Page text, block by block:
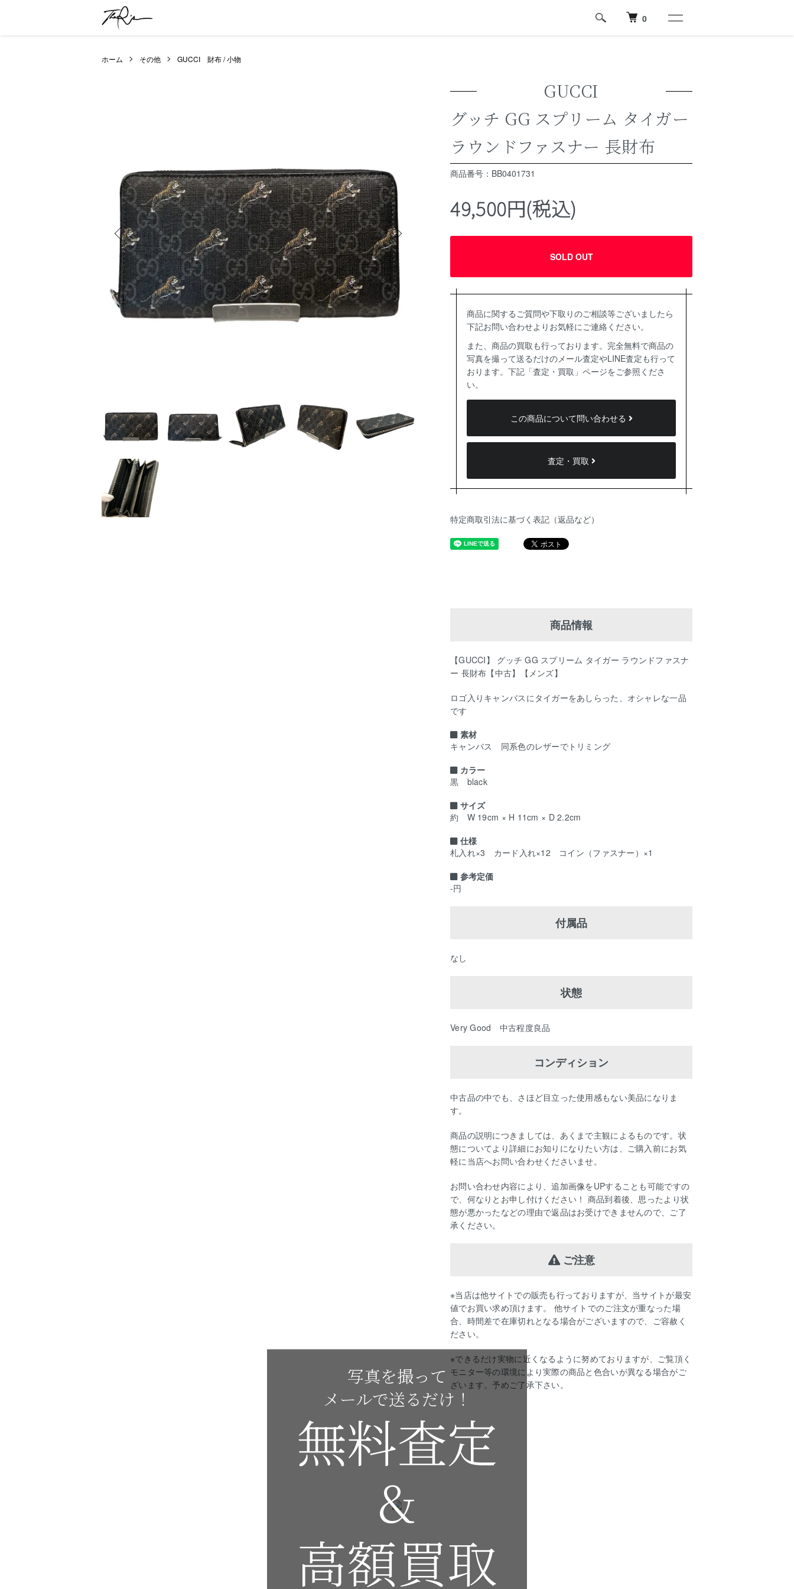
0
ホーム その他 GUCCI 財布 / 小物
GUCCI
グッチ GG スプリーム タイガー
ラウンドファスナー 長財布
商品番号：BB0401731
49,500円(税込)
SOLD OUT
商品に関するご質問や下取りのご相談等ございましたら
下記お問い合わせよりお気軽にご連絡ください。
また、商品の買取も行っております。完全無料で商品の
写真を撮って送るだけのメール査定やLINE査定も行って
おります。下記「査定・買取」ページをご参照くださ
い。
この商品について問い合わせる
査定・買取
特定商取引法に基づく表記（返品など）
商品情報
【GUCCI】 グッチ GG スプリーム タイガー ラウンドファスナ
ー 長財布【中古】【メンズ】
ロゴ入りキャンバスにタイガーをあしらった、オシャレな一品
です
素材
キャンバス 同系色のレザーでトリミング
カラー
黒 black
サイズ
約 W 19cm × H 11cm × D 2.2cm
仕様
札入れ×3 カード入れ×12 コイン（ファスナー）×1
参考定価
-円
付属品
なし
状態
Very Good 中古程度良品
コンディション
中古品の中でも、さほど目立った使用感もない美品になりま
す。
商品の説明につきましては、あくまで主観によるものです。状
態についてより詳細にお知りになりたい方は、ご購入前にお気
軽に当店へお問い合わせくださいませ。
お問い合わせ内容により、追加画像をUPすることも可能ですの
で、何なりとお申し付けください！ 商品到着後、思ったより状
態が悪かったなどの理由で返品はお受けできませんので、ご了
承ください。
ご注意
※当店は他サイトでの販売も行っておりますが、当サイトが最安
値でお買い求め頂けます。 他サイトでのご注文が重なった場
合、時間差で在庫切れとなる場合がございますので、ご容赦く
ださい。
※できるだけ実物に近くなるように努めておりますが、ご覧頂く
モニター等の環境により実際の商品と色合いが異なる場合がご
ざいます。予めご了承下さい。
写真を撮って
メールで送るだけ！
無料査定
&
高額買取